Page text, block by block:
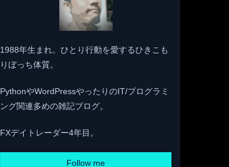
1988年生まれ。ひとり行動を愛するひきこも
りぼっち体質。
PythonやWordPressやったりのIT/プログラミ
ング関連多めの雑記ブログ。
FXデイトレーダー4年目。
Follow me